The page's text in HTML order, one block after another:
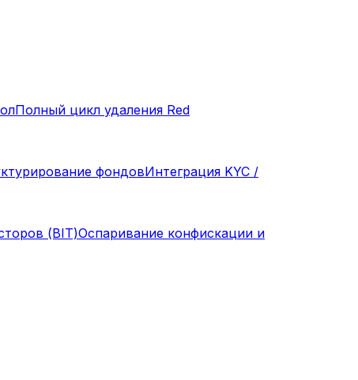
Полный цикл удаления Red
фондовИнтеграция KYC /
(BIT)Оспаривание конфискации и